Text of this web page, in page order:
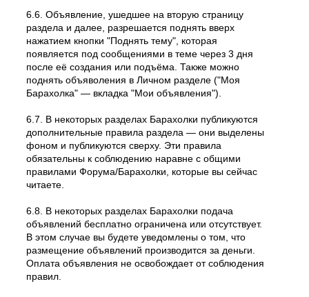
6.6. Объявление, ушедшее на вторую страницу
раздела и далее, разрешается поднять вверх
нажатием кнопки "Поднять тему", которая
появляется под сообщениями в теме через 3 дня
после её создания или подъёма. Также можно
поднять объяволения в Личном разделе ("Моя
Барахолка" — вкладка "Мои объявления").
6.7. В некоторых разделах Барахолки публикуются
дополнительные правила раздела — они выделены
фоном и публикуются сверху. Эти правила
обязательны к соблюдению наравне с общими
правилами Форума/Барахолки, которые вы сейчас
читаете.
6.8. В некоторых разделах Барахолки подача
объявлений бесплатно ограничена или отсутствует.
В этом случае вы будете уведомлены о том, что
размещение объявлений производится за деньги.
Оплата объявления не освобождает от соблюдения
правил.